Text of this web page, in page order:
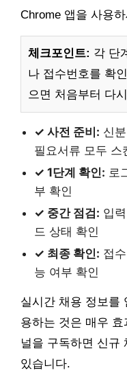
Chrome 앱을 사용
체크포인트: 각 단
나 접수번호를 확
으면 처음부터 다
✓ 사전 준비: 신
필요서류 모두 스
✓ 1단계 확인: 로
부 확인
✓ 중간 점검: 입
드 상태 확인
✓ 최종 확인: 접
능 여부 확인
실시간 채용 정보를
용하는 것은 매우
널을 구독하면 신규
있습니다.